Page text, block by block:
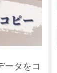
ータをコ